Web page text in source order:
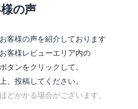
の声
客様の声を紹介しております
客様レビューエリア内の
タンをクリックして、
、投稿してください。
どかかる場合がございます。